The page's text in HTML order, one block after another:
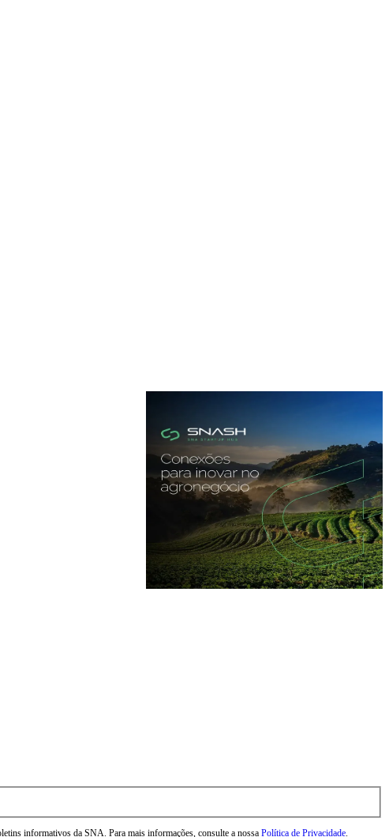
informativos da SNA. Para mais informações, consulte a nossa Política de Privacidade.